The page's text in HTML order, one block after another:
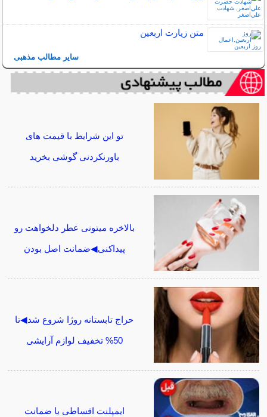
متن زيارت اربعين
سایر مطالب مذهبی
تو این شرایط با قیمت های
باورنکردنی گوشی بخرید
بالاخره میتونی عطر دلخواهت رو
پیداکنی◀ضمانت اصل بودن
حراج تابستانه روژا شروع شد◀تا
50% تخفیف لوازم آرایشی
ایمپلنت اقساطی با ضمانت